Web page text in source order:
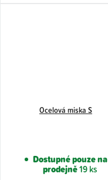
Ocelová miska S
Dostupné pouze na
prodejně19 ks